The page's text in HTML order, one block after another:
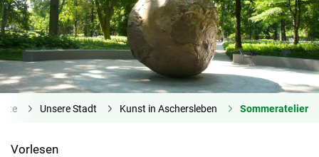
Unsere Stadt Kunst in Aschersleben Sommeratelier
Vorlesen